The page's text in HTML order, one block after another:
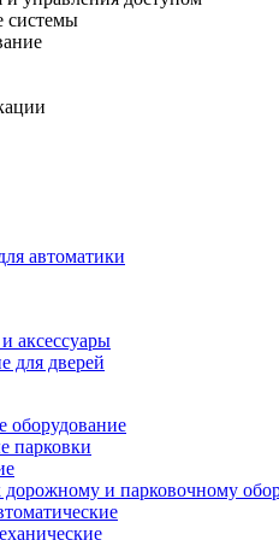
автоматики
аксессуары
для дверей
оборудование
парковки
дорожному и парковочному